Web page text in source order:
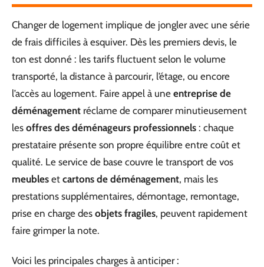
Changer de logement implique de jongler avec une série
de frais difficiles à esquiver. Dès les premiers devis, le
ton est donné : les tarifs fluctuent selon le volume
transporté, la distance à parcourir, l’étage, ou encore
l’accès au logement. Faire appel à une entreprise de
déménagement réclame de comparer minutieusement
les offres des déménageurs professionnels : chaque
prestataire présente son propre équilibre entre coût et
qualité. Le service de base couvre le transport de vos
meubles et cartons de déménagement, mais les
prestations supplémentaires, démontage, remontage,
prise en charge des objets fragiles, peuvent rapidement
faire grimper la note.
Voici les principales charges à anticiper :